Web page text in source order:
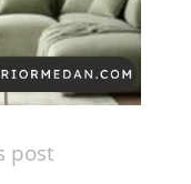
post